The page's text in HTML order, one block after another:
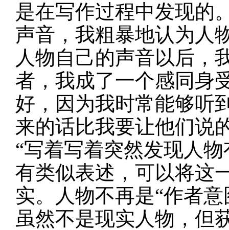
是在写作过程中发现的
声音，我粗暴地认为人
人物自己的声音以后，
者，我成了一个感同身
好，因为我时常能够听
来的话比我要让他们说
“写着写着突然发现人
有类似表述，可以将这
实。人物不再是“作者
虽然不是现实人物，但